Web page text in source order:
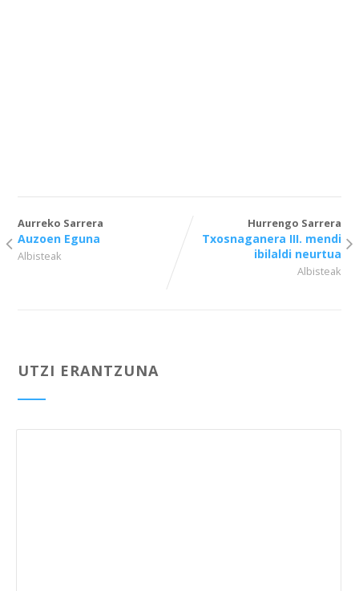
Aurreko Sarrera
Auzoen Eguna
Albisteak
Hurrengo Sarrera
Txosnaganera III. mendi
ibilaldi neurtua
Albisteak
UTZI ERANTZUNA